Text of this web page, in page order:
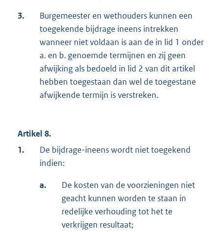
3.
Burgemeester en wethouders kunnen een
toegekende bijdrage ineens intrekken
wanneer niet voldaan is aan de in lid 1 onder
a. en b. genoemde termijnen en zij geen
afwijking als bedoeld in lid 2 van dit artikel
hebben toegestaan dan wel de toegestane
afwijkende termijn is verstreken.
Artikel 8.
1.
De bijdrage-ineens wordt niet toegekend
indien:
a.
De kosten van de voorzieningen niet
geacht kunnen worden te staan in
redelijke verhouding tot het te
verkrijgen resultaat;